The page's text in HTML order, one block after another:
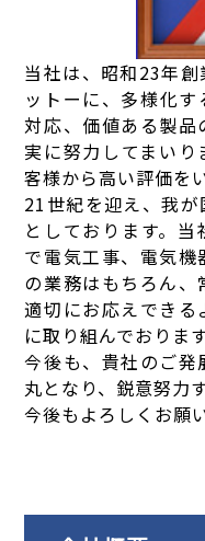
当社は、昭和23年
ットーに、多様化
対応、価値ある製
実に努力してまい
客様から高い評価を
21世紀を迎え、我
としております。
で電気工事、電気
の業務はもちろん
適切にお応えでき
に取り組んでおります
今後も、貴社のご
丸となり、鋭意努力
今後もよろしくお願